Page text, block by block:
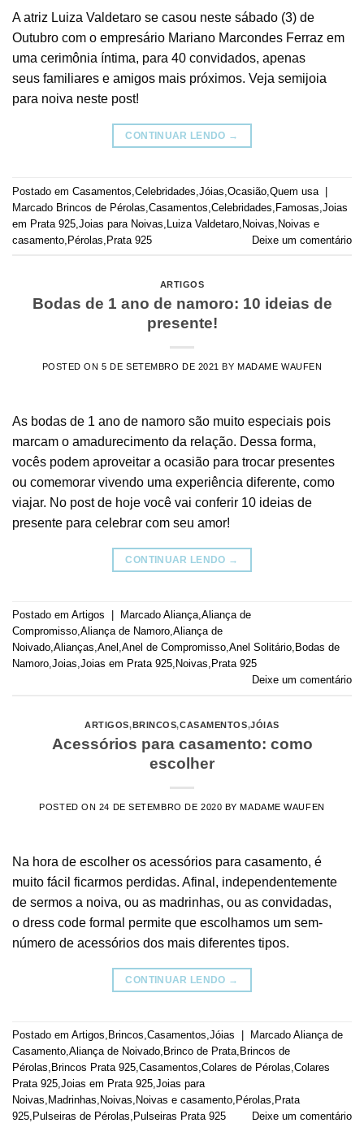
A atriz Luiza Valdetaro se casou neste sábado (3) de
Outubro com o empresário Mariano Marcondes Ferraz em
uma cerimônia íntima, para 40 convidados, apenas
seus familiares e amigos mais próximos. Veja semijoia
para noiva neste post!
CONTINUAR LENDO →
Postado em Casamentos Celebridades Jóias Ocasião Quem usa |
Marcado Brincos de Pérolas Casamentos Celebridades Famosas Joias
em Prata 925 Joias para Noivas Luiza Valdetaro Noivas Noivas e
casamento Pérolas Prata 925 Deixe um comentário
ARTIGOS
Bodas de 1 ano de namoro: 10 ideias de
presente!
POSTED ON5 DE SETEMBRO DE 2021 BYMADAME WAUFEN
As bodas de 1 ano de namoro são muito especiais pois
marcam o amadurecimento da relação. Dessa forma,
vocês podem aproveitar a ocasião para trocar presentes
ou comemorar vivendo uma experiência diferente, como
viajar. No post de hoje você vai conferir 10 ideias de
presente para celebrar com seu amor!
CONTINUAR LENDO →
Postado em Artigos Marcado Aliança,Aliança de
Compromisso,Aliança de Namoro,Aliança de
Noivado,Alianças,Anel ,Anel de Compromisso,Anel Solitário, Bodas de
Namoro,Joias,Joias em Prata 925, Noivas, Prata 925
Deixe um comentário
ARTIGOS,BRINCOS,CASAMENTOS,JÓIAS
Acessórios para casamento: como
escolher
POSTED ON 24 DE SETEMBRO DE 2020 BYMADAME WAUFEN
Na hora de escolher os acessórios para casamento, é
muito fácil ficarmos perdidas. Afinal, independentemente
de sermos a noiva, ou as madrinhas, ou as convidadas,
o dress code formal permite que escolhamos um sem-
número de acessórios dos mais diferentes tipos.
CONTINUAR LENDO →
Postado em Artigos Brincos Casamentos Jóias Marcado Aliança de
Casamento Aliança de Noivado Brinco de Prata Brincos de
Pérolas Brincos Prata 925 Casamentos Colares de Pérolas Colares
Prata 925 Joias em Prata 925 Joias para
Noivas Madrinhas Noivas Noivas e casamento Pérolas Prata
925 Pulseiras de Pérolas Pulseiras Prata 925 Deixe um comentário